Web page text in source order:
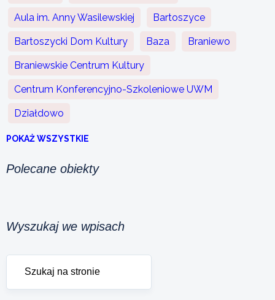
Aula im. Anny Wasilewskiej Bartoszyce
Bartoszycki Dom Kultury Baza Braniewo
Braniewskie Centrum Kultury
Centrum Konferencyjno-Szkoleniowe UWM
Działdowo
POKAŻ WSZYSTKIE
Polecane obiekty
Wyszukaj we wpisach